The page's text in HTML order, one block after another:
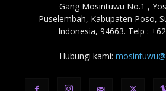
Gang Mosintuwu No.1 ,
Puselembah, Kabupaten Poso,
Indonesia, 94663. Telp :
Hubungi kami: